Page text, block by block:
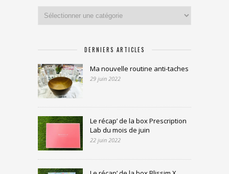
DERNIERS ARTICLES
Ma nouvelle routine anti-taches
29 juin 2022
Le récap’ de la box Prescription
Lab du mois de juin
22 juin 2022